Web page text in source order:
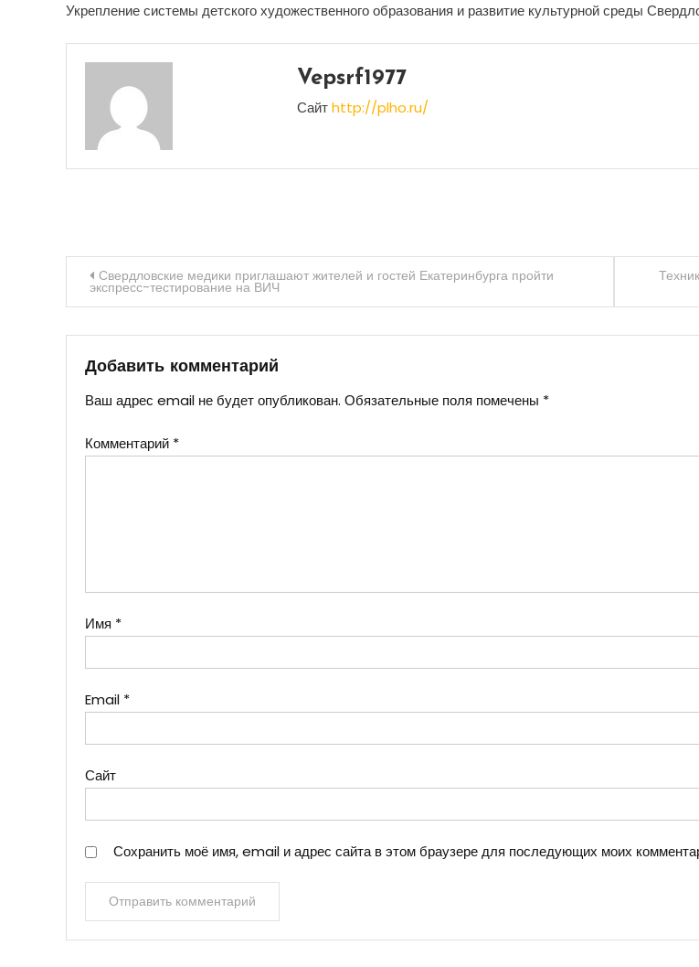
Укрепление системы детского художественного образования и развитие культурной среды
Vepsrf1977
Сайт http://plho.ru/
Навигация
по
записям
Свердловские медики приглашают жителей и гостей Екатеринбурга пройти
экспресс-тестирование на ВИЧ
Добавить комментарий
Ваш адрес email не будет опубликован. Обязательные поля помечены *
Комментарий *
Имя *
Email *
Сайт
Сохранить моё имя, email и адрес сайта в этом браузере для последующих моих